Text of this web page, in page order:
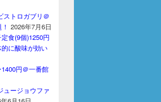
ストロガブリ＠
2026年7月6日
食(9個)1250円
に酸味が効い
円＠一番館
ュージョウファ